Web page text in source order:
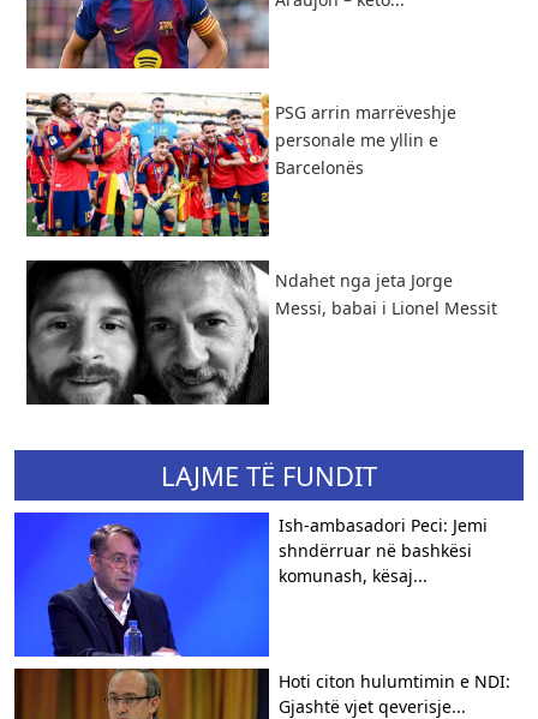
PSG arrin marrëveshje
personale me yllin e
Barcelonës
Ndahet nga jeta Jorge
Messi, babai i Lionel Messit
LAJME TË FUNDIT
Ish-ambasadori Peci: Jemi
shndërruar në bashkësi
komunash, kësaj...
Hoti citon hulumtimin e NDI:
Gjashtë vjet qeverisje...